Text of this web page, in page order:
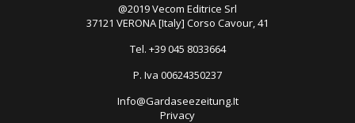
@2019 Vecom Editrice Srl
37121 VERONA [Italy] Corso Cavour, 41
Tel. +39 045 8033664
P. Iva 00624350237
Info@Gardaseezeitung.It
Privacy